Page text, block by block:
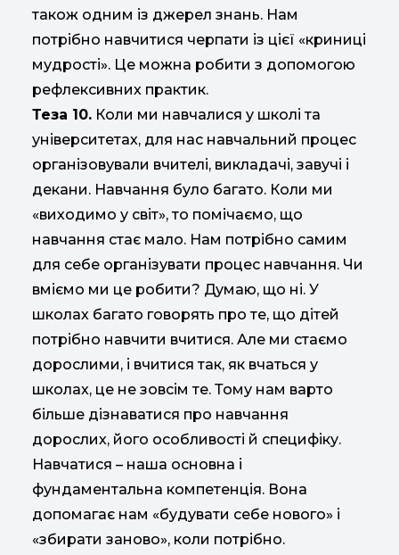
також одним із джерел знань. Нам
потрібно навчитися черпати із цієї «криниці
мудрості». Це можна робити з допомогою
рефлексивних практик.
Теза 10. Коли ми навчалися у школі та
університетах, для нас навчальний процес
організовували вчителі, викладачі, завучі і
декани. Навчання було багато. Коли ми
«виходимо у світ», то помічаємо, що
навчання стає мало. Нам потрібно самим
для себе організувати процес навчання. Чи
вміємо ми це робити? Думаю, що ні. У
школах багато говорять про те, що дітей
потрібно навчити вчитися. Але ми стаємо
дорослими, і вчитися так, як вчаться у
школах, це не зовсім те. Тому нам варто
більше дізнаватися про навчання
дорослих, його особливості й специфіку.
Навчатися – наша основна і
фундаментальна компетенція. Вона
допомагає нам «будувати себе нового» і
«збирати заново», коли потрібно.